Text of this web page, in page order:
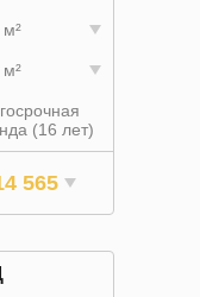
(16 лет)
565